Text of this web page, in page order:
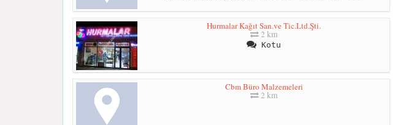
Hurmalar Kağıt San.ve Tic.Ltd.Şti.
2 km
Kotu
Cbm Büro Malzemeleri
2 km